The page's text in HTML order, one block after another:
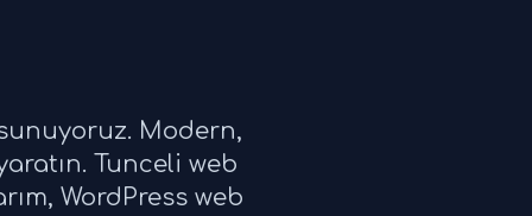
Modern,
Tunceli web
WordPress web